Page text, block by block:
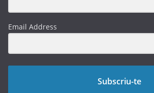
Email Address
Subscriu-te